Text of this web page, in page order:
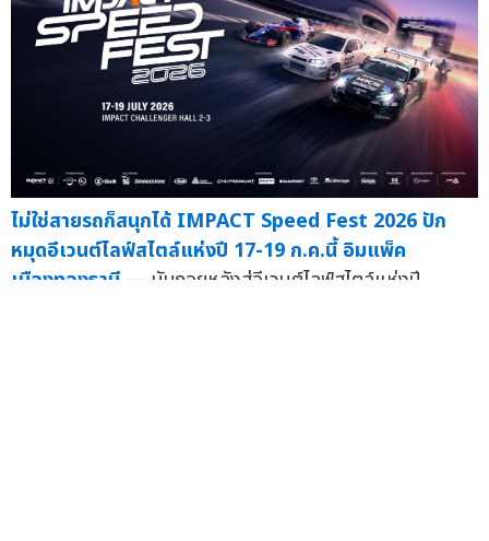
ไม่ใช่สายรถก็สนุกได้ IMPACT Speed Fest 2026 ปัก
หมุดอีเวนต์ไลฟ์สไตล์แห่งปี 17-19 ก.ค.นี้ อิมแพ็ค
เมืองทองธานี
— นับถอยหลังสู่อีเวนต์ไลฟ์สไตล์แห่งปี